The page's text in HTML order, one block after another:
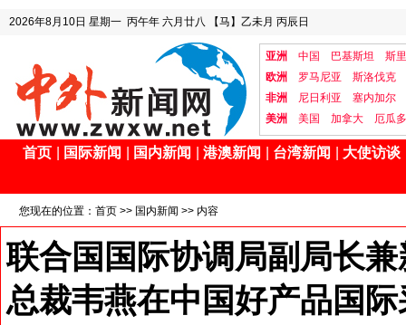
2026年8月10日 星期一 丙午年 六月廿八 【马】乙未月 丙辰日
亚洲 中国 巴基斯坦
斯
欧洲
罗马尼亚
斯洛伐克
非洲
尼日利亚
塞内加尔
美洲
美国 加拿大 厄瓜
首页 国际新闻 国内新闻 港澳新闻 台湾新闻 大使访谈
您现在的位置： 首页 >> 国内新闻 >> 内容
联合国国际协调局副局长
总裁韦燕在中国好产品国